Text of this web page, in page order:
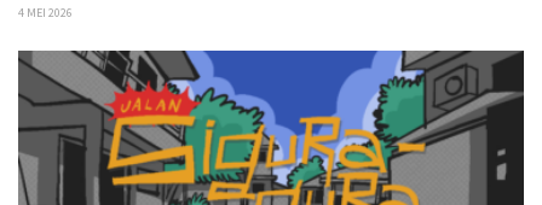
4 MEI 2026